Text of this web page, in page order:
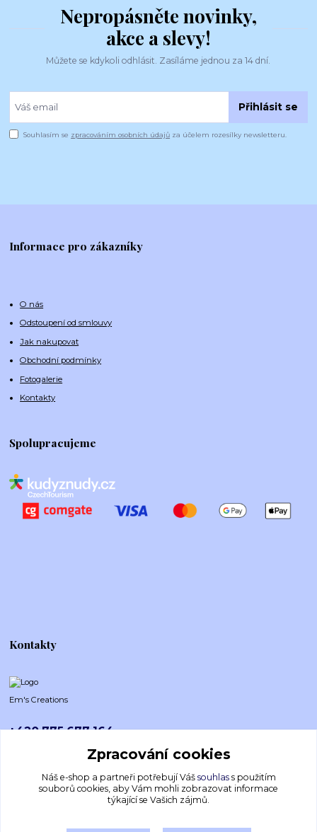
Nepropásněte novinky,
akce a slevy!
Můžete se kdykoli odhlásit. Zasíláme jednou za 14 dní.
Přihlásit se
Souhlasím se zpracováním osobních údajů za účelem rozesílky newsletteru.
Informace pro zákazníky
O nás
Odstoupení od smlouvy
Jak nakupovat
Obchodní podmínky
Fotogalerie
Kontakty
Spolupracujeme
Kontakty
Em's Creations
+420 775 677 164
emscreations.cz@gmail.com
Zpracování cookies
Náš e-shop a partneři potřebují Váš souhlass použitím
souborů cookies, aby Vám mohli zobrazovat informace
týkající se Vašich zájmů.